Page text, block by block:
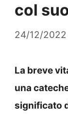
col
24/12/2022
La breve
una
significato